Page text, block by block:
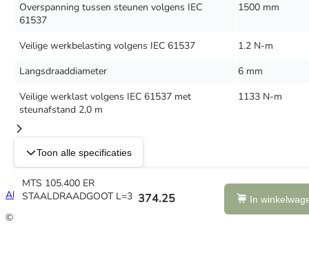
Overspanning tussen steunen volgens IEC
61537
1500 mm
Veilige werkbelasting volgens IEC 61537
1.2 N-m
Langsdraaddiameter
6 mm
Veilige werklast volgens IEC 61537 met
steunafstand 2,0 m
1133 N-m
Toon alle specificaties
MTS 105.400 ER
STAALDRAADGOOT L=3 374.25 In
Algemene voorwaarden·Privacy
© 2026 - Eliteswitch